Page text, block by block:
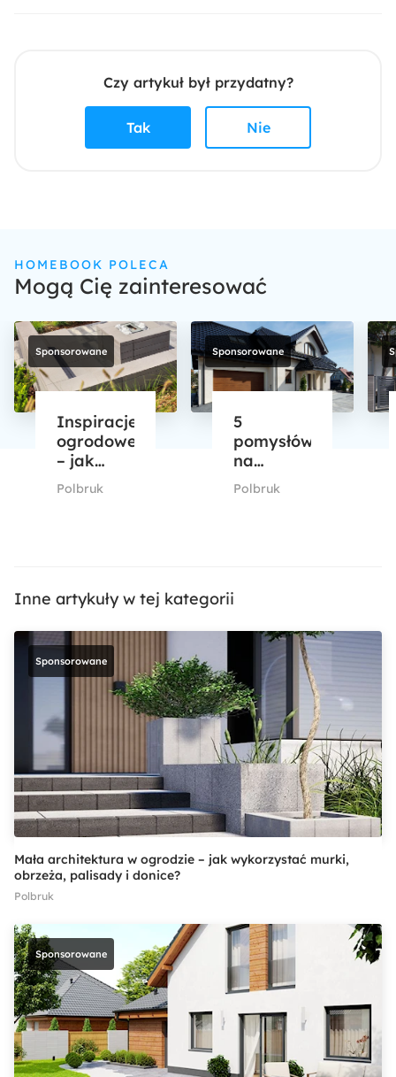
Czy artykuł był przydatny?
Tak Nie
HOMEBOOK POLECA
Mogą Cię zainteresować
Sponsorowane
Inspiracje
ogrodowe
– jak
urządzić
wyjątkową
Zobacz 6
Polbruk
Sponsorowane
5
pomysłów
na
nowoczesny
podjazd
posesję.
Nowości
w sezonie
2023
Polbruk
Inne artykuły w tej kategorii
Sponsorowane
Mała architektura w ogrodzie – jak wykorzystać murki,
obrzeża, palisady i donice?
Polbruk
Sponsorowane